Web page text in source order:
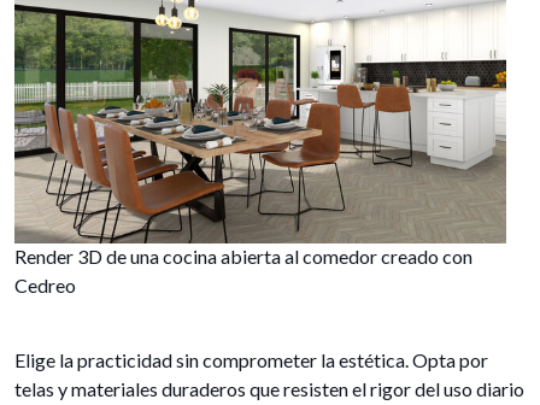
Render 3D de una cocina abierta al comedor creado con
Cedreo
Elige la practicidad sin comprometer la estética. Opta por
telas y materiales duraderos que resisten el rigor del uso diario